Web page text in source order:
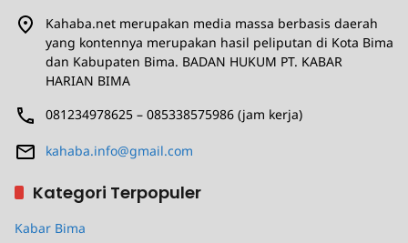
Kahaba.net merupakan media massa berbasis daerah
yang kontennya merupakan hasil peliputan di Kota Bima
dan Kabupaten Bima. BADAN HUKUM PT. KABAR
HARIAN BIMA
081234978625 – 085338575986 (jam kerja)
kahaba.info@gmail.com
Kategori Terpopuler
Kabar Bima